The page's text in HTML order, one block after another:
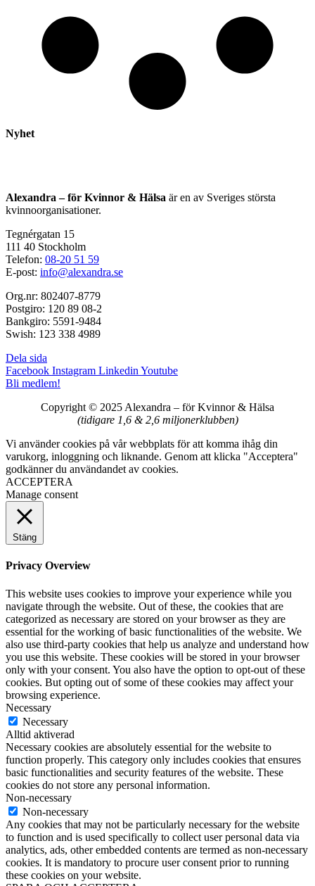
Nyhet
Alexandra – för Kvinnor & Hälsa är en av Sveriges största
kvinnoorganisationer.
Tegnérgatan 15
111 40 Stockholm
Telefon: 08-20 51 59
E-post: info@alexandra.se
Org.nr: 802407-8779
Postgiro: 120 89 08-2
Bankgiro: 5591-9484
Swish: 123 338 4989
Dela sida
Facebook Instagram Linkedin Youtube
Bli medlem!
Copyright © 2025 Alexandra – för Kvinnor & Hälsa
(tidigare 1,6 & 2,6 miljonerklubben)
Vi använder cookies på vår webbplats för att komma ihåg din
varukorg, inloggning och liknande. Genom att klicka "Acceptera"
godkänner du användandet av cookies.
ACCEPTERA
Manage consent
Stäng
Privacy Overview
This website uses cookies to improve your experience while you
navigate through the website. Out of these, the cookies that are
categorized as necessary are stored on your browser as they are
essential for the working of basic functionalities of the website. We
also use third-party cookies that help us analyze and understand how
you use this website. These cookies will be stored in your browser
only with your consent. You also have the option to opt-out of these
cookies. But opting out of some of these cookies may affect your
browsing experience.
Necessary
Necessary
Alltid aktiverad
Necessary cookies are absolutely essential for the website to
function properly. This category only includes cookies that ensures
basic functionalities and security features of the website. These
cookies do not store any personal information.
Non-necessary
Non-necessary
Any cookies that may not be particularly necessary for the website
to function and is used specifically to collect user personal data via
analytics, ads, other embedded contents are termed as non-necessary
cookies. It is mandatory to procure user consent prior to running
these cookies on your website.